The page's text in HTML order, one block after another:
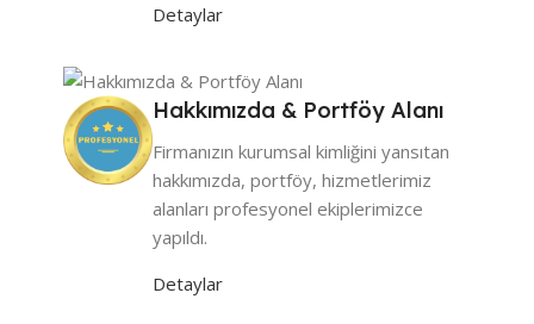
Detaylar
Hakkımızda & Portföy Alanı
Firmanızın kurumsal kimliğini yansıtan
hakkımızda, portföy, hizmetlerimiz
alanları profesyonel ekiplerimizce
yapıldı.
Detaylar